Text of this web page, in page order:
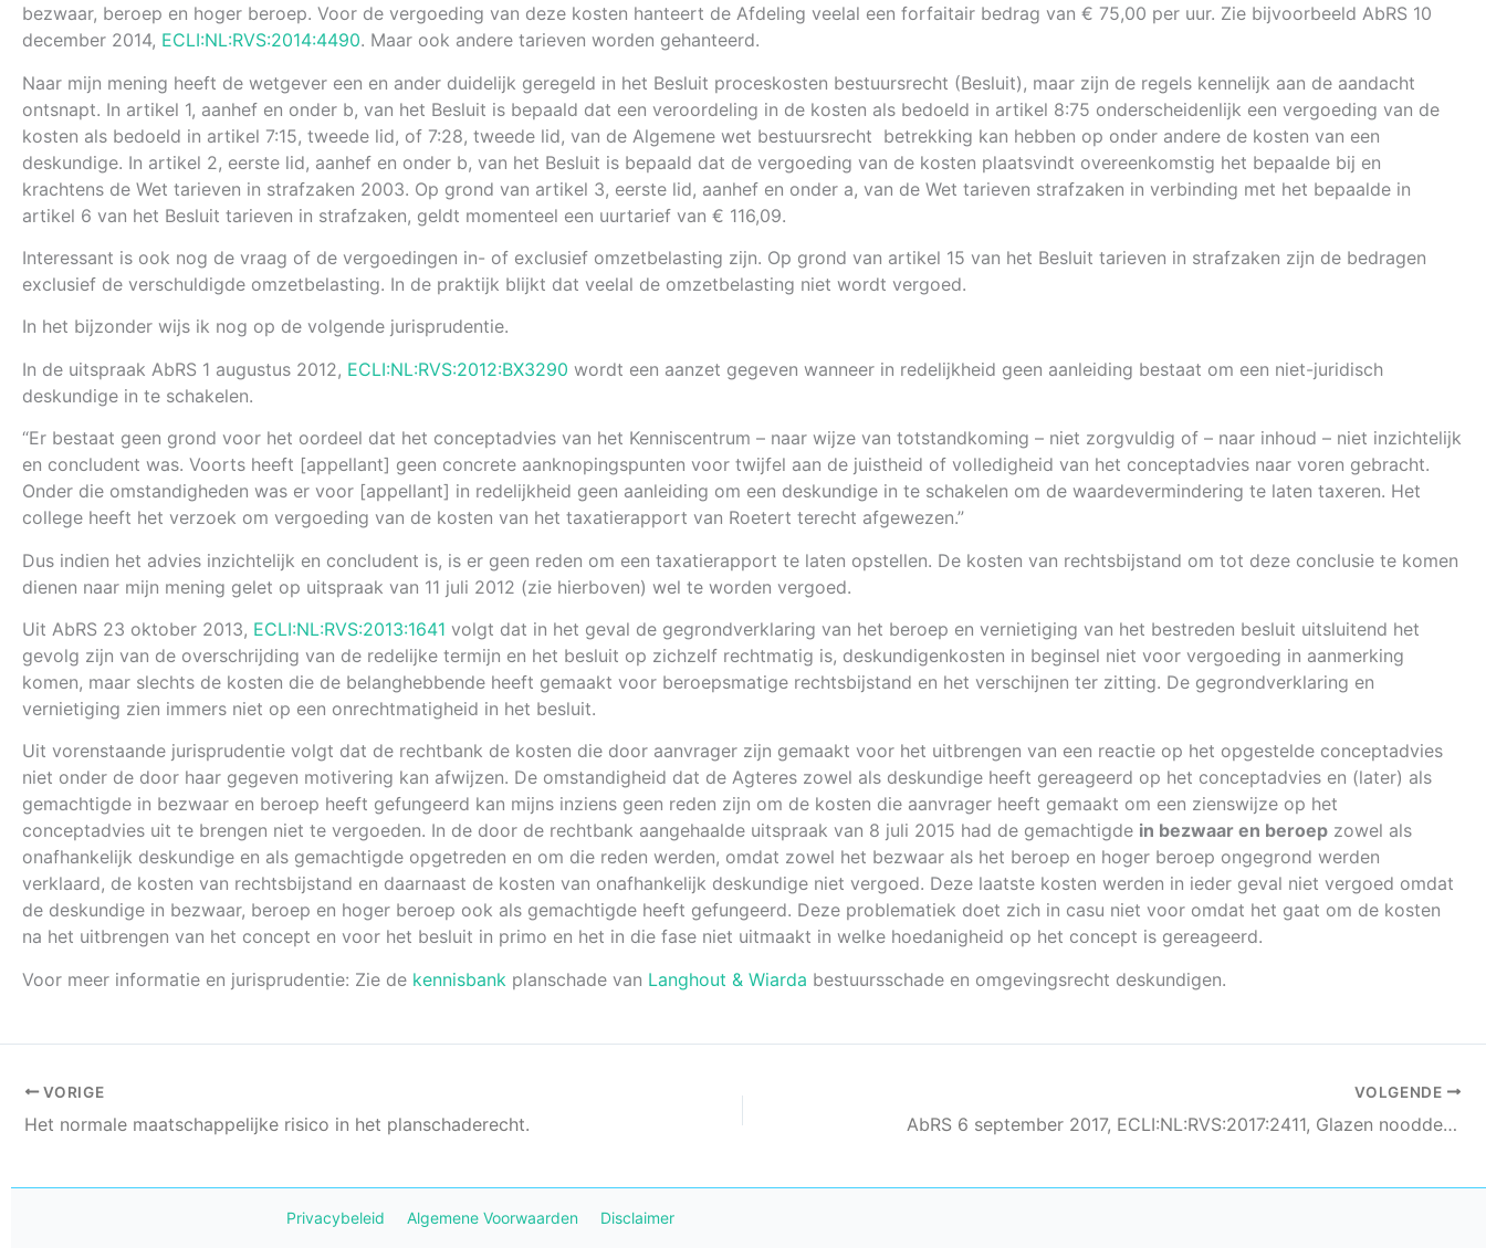
bezwaar, beroep en hoger beroep. Voor de vergoeding van deze kosten hanteert de Afdeling veelal een forfaitair bedrag van € 75,00 per uur. Zie bijvoorbeeld AbRS 10
december 2014, ECLI:NL:RVS:2014:4490. Maar ook andere tarieven worden gehanteerd.
Naar mijn mening heeft de wetgever een en ander duidelijk geregeld in het Besluit proceskosten bestuursrecht (Besluit), maar zijn de regels kennelijk aan de aandacht
ontsnapt. In artikel 1, aanhef en onder b, van het Besluit is bepaald dat een veroordeling in de kosten als bedoeld in artikel 8:75 onderscheidenlijk een vergoeding van de
kosten als bedoeld in artikel 7:15, tweede lid, of 7:28, tweede lid, van de Algemene wet bestuursrecht betrekking kan hebben op onder andere de kosten van een
deskundige. In artikel 2, eerste lid, aanhef en onder b, van het Besluit is bepaald dat de vergoeding van de kosten plaatsvindt overeenkomstig het bepaalde bij en
krachtens de Wet tarieven in strafzaken 2003. Op grond van artikel 3, eerste lid, aanhef en onder a, van de Wet tarieven strafzaken in verbinding met het bepaalde in
artikel 6 van het Besluit tarieven in strafzaken, geldt momenteel een uurtarief van € 116,09.
Interessant is ook nog de vraag of de vergoedingen in- of exclusief omzetbelasting zijn. Op grond van artikel 15 van het Besluit tarieven in strafzaken zijn de bedragen
exclusief de verschuldigde omzetbelasting. In de praktijk blijkt dat veelal de omzetbelasting niet wordt vergoed.
In het bijzonder wijs ik nog op de volgende jurisprudentie.
In de uitspraak AbRS 1 augustus 2012, ECLI:NL:RVS:2012:BX3290 wordt een aanzet gegeven wanneer in redelijkheid geen aanleiding bestaat om een niet-juridisch
deskundige in te schakelen.
“Er bestaat geen grond voor het oordeel dat het conceptadvies van het Kenniscentrum – naar wijze van totstandkoming – niet zorgvuldig of – naar inhoud – niet inzichtelijk
en concludent was. Voorts heeft [appellant] geen concrete aanknopingspunten voor twijfel aan de juistheid of volledigheid van het conceptadvies naar voren gebracht.
Onder die omstandigheden was er voor [appellant] in redelijkheid geen aanleiding om een deskundige in te schakelen om de waardevermindering te laten taxeren. Het
college heeft het verzoek om vergoeding van de kosten van het taxatierapport van Roetert terecht afgewezen.”
Dus indien het advies inzichtelijk en concludent is, is er geen reden om een taxatierapport te laten opstellen. De kosten van rechtsbijstand om tot deze conclusie te komen
dienen naar mijn mening gelet op uitspraak van 11 juli 2012 (zie hierboven) wel te worden vergoed.
Uit AbRS 23 oktober 2013, ECLI:NL:RVS:2013:1641 volgt dat in het geval de gegrondverklaring van het beroep en vernietiging van het bestreden besluit uitsluitend het
gevolg zijn van de overschrijding van de redelijke termijn en het besluit op zichzelf rechtmatig is, deskundigenkosten in beginsel niet voor vergoeding in aanmerking
komen, maar slechts de kosten die de belanghebbende heeft gemaakt voor beroepsmatige rechtsbijstand en het verschijnen ter zitting. De gegrondverklaring en
vernietiging zien immers niet op een onrechtmatigheid in het besluit.
Uit vorenstaande jurisprudentie volgt dat de rechtbank de kosten die door aanvrager zijn gemaakt voor het uitbrengen van een reactie op het opgestelde conceptadvies
niet onder de door haar gegeven motivering kan afwijzen. De omstandigheid dat de Agteres zowel als deskundige heeft gereageerd op het conceptadvies en (later) als
gemachtigde in bezwaar en beroep heeft gefungeerd kan mijns inziens geen reden zijn om de kosten die aanvrager heeft gemaakt om een zienswijze op het
conceptadvies uit te brengen niet te vergoeden. In de door de rechtbank aangehaalde uitspraak van 8 juli 2015 had de gemachtigde in bezwaar en beroep zowel als
onafhankelijk deskundige en als gemachtigde opgetreden en om die reden werden, omdat zowel het bezwaar als het beroep en hoger beroep ongegrond werden
verklaard, de kosten van rechtsbijstand en daarnaast de kosten van onafhankelijk deskundige niet vergoed. Deze laatste kosten werden in ieder geval niet vergoed omdat
de deskundige in bezwaar, beroep en hoger beroep ook als gemachtigde heeft gefungeerd. Deze problematiek doet zich in casu niet voor omdat het gaat om de kosten
na het uitbrengen van het concept en voor het besluit in primo en het in die fase niet uitmaakt in welke hoedanigheid op het concept is gereageerd.
Voor meer informatie en jurisprudentie: Zie de kennisbank planschade van Langhout & Wiarda bestuursschade en omgevingsrecht deskundigen.
VORIGE
Het normale maatschappelijke risico in het planschaderecht.
VOLGENDE
AbRS 6 september 2017, ECLI:NL:RVS:2017:2411, Glazen nooddeur Coevorden
Privacybeleid Algemene Voorwaarden Disclaimer